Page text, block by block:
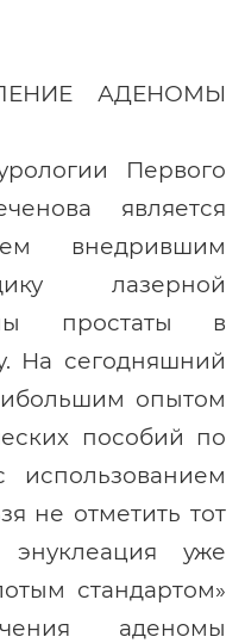
АДЕНОМЫ
Первого
является
внедрившим
лазерной
простаты в
На сегодняшний
опытом
пособий по
не отметить тот
уже
стандартом»
аденомы